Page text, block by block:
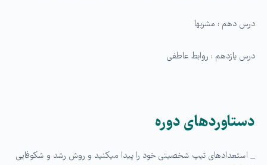
درس دهم : مشربها
درس یازدهم : روابط عاطفی
دستاوردهای دوره
_ استعدادهای تیپ شخصیتی خود را پیدا می­کنید و روش رشد و شکوفایی